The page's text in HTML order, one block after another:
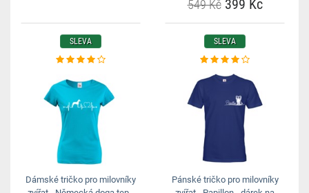
549 Kč399 Kč
SLEVA
Dámské tričko pro milovníky
SLEVA
Pánské tričko pro milovníky